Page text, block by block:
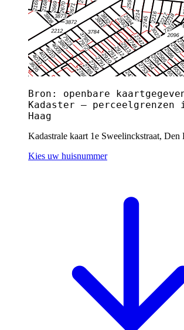
Bron: openbare
Kadaster — perceelgrenzen
Haag
Kadastrale kaart 1e Sweelinckstraat, Den
Kies uw huisnummer